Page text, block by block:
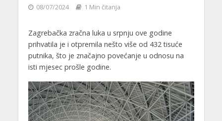
08/07/2024 1 Min čitanja
Zagrebačka zračna luka u srpnju ove godine
prihvatila je i otpremila nešto više od 432 tisuće
putnika, što je značajno povećanje u odnosu na
isti mjesec prošle godine.